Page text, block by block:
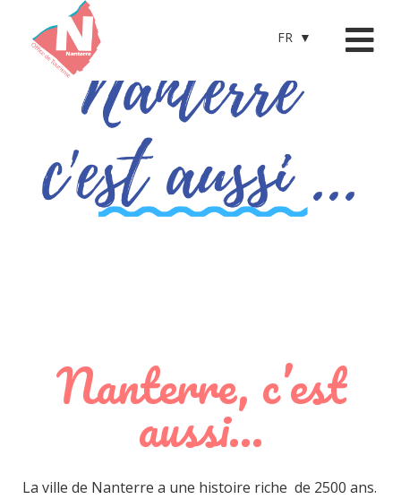
FR
Nanterre, c’est
aussi…
La ville de Nanterre a une histoire riche de 2500 ans.